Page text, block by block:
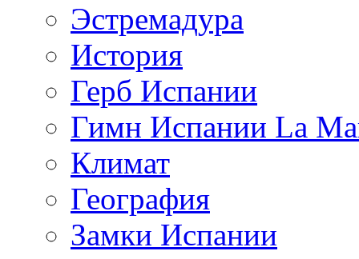
Эстремадура
История
Герб Испании
Гимн Испании La
Климат
География
Замки Испании